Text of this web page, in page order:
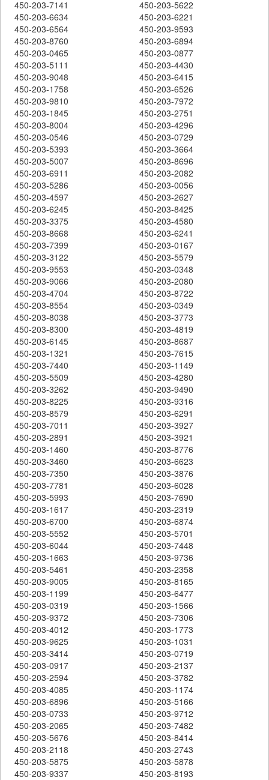
450-203-7141
450-203-5622
450-203-6634
450-203-6221
450-203-6564
450-203-9593
450-203-8760
450-203-6894
450-203-0465
450-203-0877
450-203-5111
450-203-4430
450-203-9048
450-203-6415
450-203-1758
450-203-6526
450-203-9810
450-203-7972
450-203-1845
450-203-2751
450-203-8004
450-203-4296
450-203-0546
450-203-0729
450-203-5393
450-203-3664
450-203-5007
450-203-8696
450-203-6911
450-203-2082
450-203-5286
450-203-0056
450-203-4597
450-203-2627
450-203-6245
450-203-8425
450-203-3375
450-203-4580
450-203-8668
450-203-6241
450-203-7399
450-203-0167
450-203-3122
450-203-5579
450-203-9553
450-203-0348
450-203-9066
450-203-2080
450-203-4704
450-203-8722
450-203-8554
450-203-0349
450-203-8038
450-203-3773
450-203-8300
450-203-4819
450-203-6145
450-203-8687
450-203-1321
450-203-7615
450-203-7440
450-203-1149
450-203-5509
450-203-4280
450-203-3262
450-203-9490
450-203-8225
450-203-9316
450-203-8579
450-203-6291
450-203-7011
450-203-3927
450-203-2891
450-203-3921
450-203-1460
450-203-8776
450-203-3460
450-203-6623
450-203-7350
450-203-3876
450-203-7781
450-203-6028
450-203-5993
450-203-7690
450-203-1617
450-203-2319
450-203-6700
450-203-6874
450-203-5552
450-203-5701
450-203-6044
450-203-7448
450-203-1663
450-203-9736
450-203-5461
450-203-2358
450-203-9005
450-203-8165
450-203-1199
450-203-6477
450-203-0319
450-203-1566
450-203-9372
450-203-7306
450-203-4012
450-203-1773
450-203-9625
450-203-1031
450-203-3414
450-203-0719
450-203-0917
450-203-2137
450-203-2594
450-203-3782
450-203-4085
450-203-1174
450-203-6896
450-203-5166
450-203-0733
450-203-9712
450-203-2065
450-203-7482
450-203-5676
450-203-8414
450-203-2118
450-203-2743
450-203-5875
450-203-5878
450-203-9337
450-203-8193